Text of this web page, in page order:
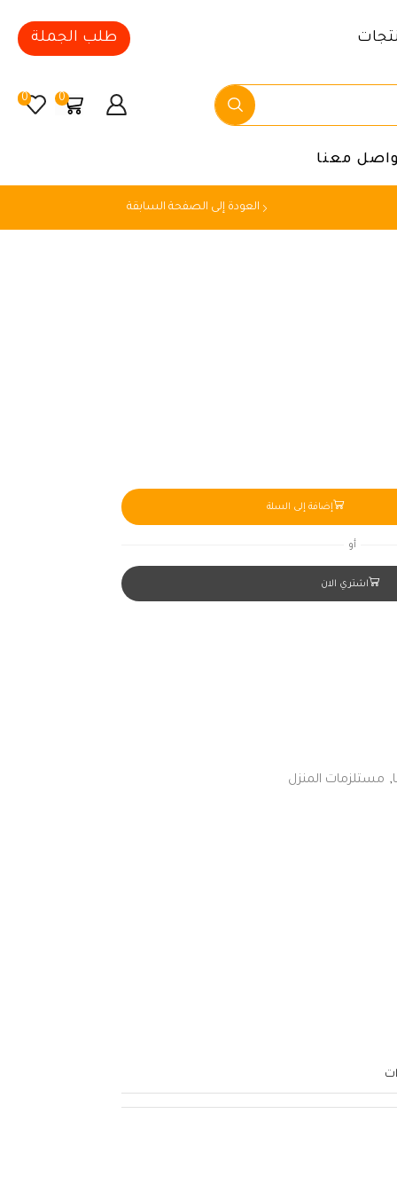
طلب الجملة
0
0
معنا
العودة إلى الصفحة السابقة
إضافة إلى السلة
أو
اشتري الان
, مستلزمات المنزل